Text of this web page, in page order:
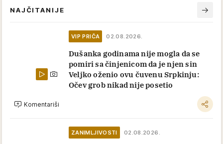
NAJČITANIJE
VIP PRIČA 02.08.2026.
Dušanka godinama nije mogla da se
pomiri sa činjenicom da je njen sin
Veljko oženio ovu čuvenu Srpkinju:
Očev grob nikad nije posetio
Komentariši
ZANIMLJIVOSTI 02.08.2026.